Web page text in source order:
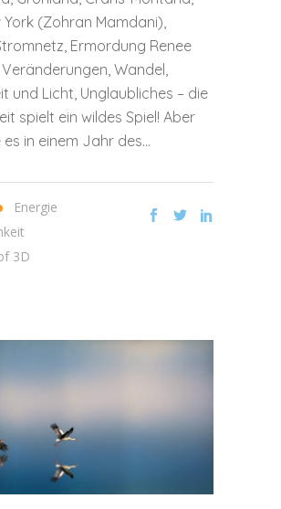
York (Zohran Mamdani),
Ermordung Renee
Veränderungen, Wandel,
und Licht, Unglaubliches – die
spielt ein wildes Spiel! Aber
in einem Jahr des...
Energie
3D